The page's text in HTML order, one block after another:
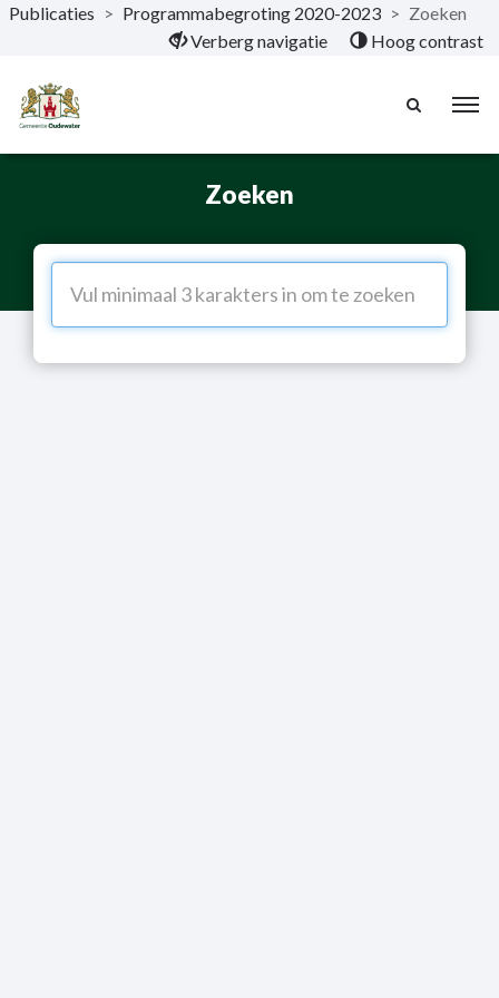
Naar hoofdinhoud
Publicaties > Programmabegroting 2020-2023 > Zoeken
Verberg navigatie
Hoog contrast
Zoeken